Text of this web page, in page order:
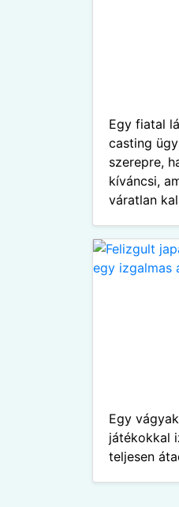
Egy fiatal
casting
szerepre,
kíváncsi,
váratlan
Egy
játékokkal
teljesen